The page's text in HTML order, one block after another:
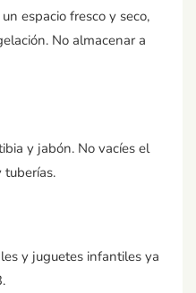
espacio fresco y seco,
No almacenar a
y jabón. No vacíes el
tuberías.
y juguetes infantiles ya